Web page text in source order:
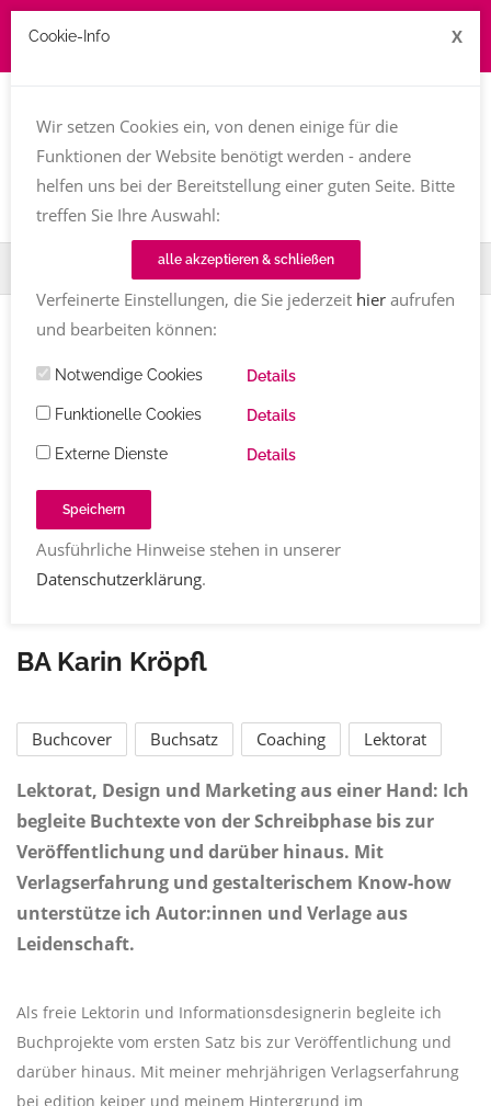
Fachfrauenmarkt BA Karin Kröpfl
BA Karin Kröpfl
Buchcover Buchsatz Coaching Lektorat
Lektorat, Design und Marketing aus einer Hand: Ich
begleite Buchtexte von der Schreibphase bis zur
Veröffentlichung und darüber hinaus. Mit
Verlagserfahrung und gestalterischem Know-how
unterstütze ich Autor:innen und Verlage aus
Leidenschaft.
Als freie Lektorin und Informationsdesignerin begleite ich
Buchprojekte vom ersten Satz bis zur Veröffentlichung und
darüber hinaus. Mit meiner mehrjährigen Verlagserfahrung
bei edition keiper und meinem Hintergrund im
Cookie-Info X
Wir setzen Cookies ein, von denen einige für die
Funktionen der Website benötigt werden - andere
helfen uns bei der Bereitstellung einer guten Seite. Bitte
treffen Sie Ihre Auswahl:
alle akzeptieren & schließen
Verfeinerte Einstellungen, die Sie jederzeit hieraufrufen
und bearbeiten können:
Notwendige Cookies Details
Funktionelle Cookies Details
Externe Dienste Details
Speichern
Ausführliche Hinweise stehen in unserer
Datenschutzerklärung.